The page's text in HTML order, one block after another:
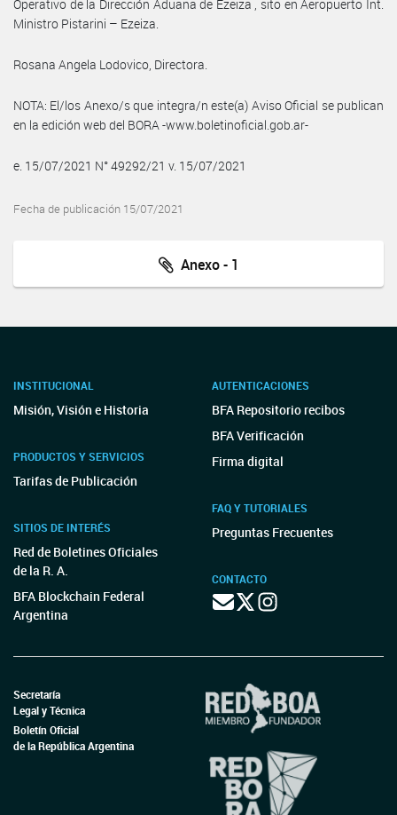
Operativo de la Dirección Aduana de Ezeiza , sito en Aeropuerto Int.
Ministro Pistarini – Ezeiza.
Rosana Angela Lodovico, Directora.
NOTA: El/los Anexo/s que integra/n este(a) Aviso Oficial se publican
en la edición web del BORA -www.boletinoficial.gob.ar-
e. 15/07/2021 N° 49292/21 v. 15/07/2021
Fecha de publicación 15/07/2021
Anexo - 1
INSTITUCIONAL
Misión, Visión e Historia
PRODUCTOS Y SERVICIOS
Tarifas de Publicación
SITIOS DE INTERÉS
Red de Boletines Oficiales
de la R. A.
BFA Blockchain Federal
Argentina
AUTENTICACIONES
BFA Repositorio recibos
BFA Verificación
Firma digital
FAQ Y TUTORIALES
Preguntas Frecuentes
CONTACTO
Secretaría
Legal y Técnica
Boletín Oficial
de la República Argentina